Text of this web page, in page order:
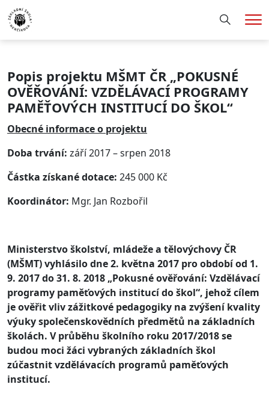
Hledání
Popis projektu MŠMT ČR „POKUSNÉ
OVĚŘOVÁNÍ: VZDĚLÁVACÍ PROGRAMY
PAMĚŤOVÝCH INSTITUCÍ DO ŠKOL“
Obecné informace o projektu
Doba trvání: září 2017 – srpen 2018
Částka získané dotace: 245 000 Kč
Koordinátor: Mgr. Jan Rozbořil
Ministerstvo školství, mládeže a tělovýchovy ČR
(MŠMT) vyhlásilo dne 2. května 2017 pro období od 1.
9. 2017 do 31. 8. 2018 „Pokusné ověřování: Vzdělávací
programy paměťových institucí do škol“, jehož cílem
je ověřit vliv zážitkové pedagogiky na zvýšení kvality
výuky společenskovědních předmětů na základních
školách. V průběhu školního roku 2017/2018 se
budou moci žáci vybraných základních škol
zúčastnit vzdělávacích programů paměťových
institucí.